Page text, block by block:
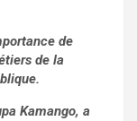
de
de la
Kamango, a